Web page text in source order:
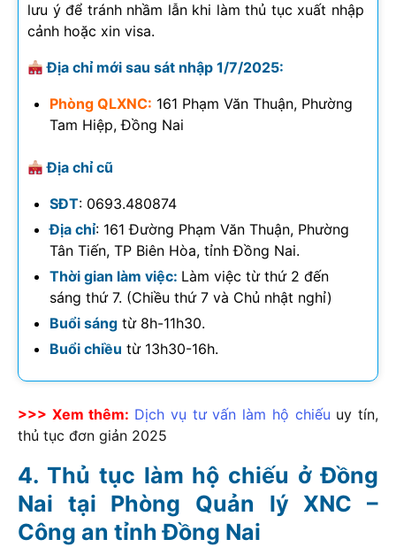
lưu ý để tránh nhầm lẫn khi làm thủ tục xuất nhập
cảnh hoặc xin visa.
Địa chỉ mới sau sát nhập 1/7/2025:
Phòng QLXNC: 161 Phạm Văn Thuận, Phường
Tam Hiệp, Đồng Nai
Địa chỉ cũ
SĐT: 0693.480874
Địa chỉ: 161 Đường Phạm Văn Thuận, Phường
Tân Tiến, TP Biên Hòa, tỉnh Đồng Nai.
Thời gian làm việc: Làm việc từ thứ 2 đến
sáng thứ 7. (Chiều thứ 7 và Chủ nhật nghỉ)
Buổi sáng từ 8h-11h30.
Buổi chiều từ 13h30-16h.
>>> Xem thêm: Dịch vụ tư vấn làm hộ chiếu uy tín,
thủ tục đơn giản 2025
Thủ tục làm hộ chiếu ở Đồng
Nai tại Phòng Quản lý XNC –
Công an tỉnh Đồng Nai